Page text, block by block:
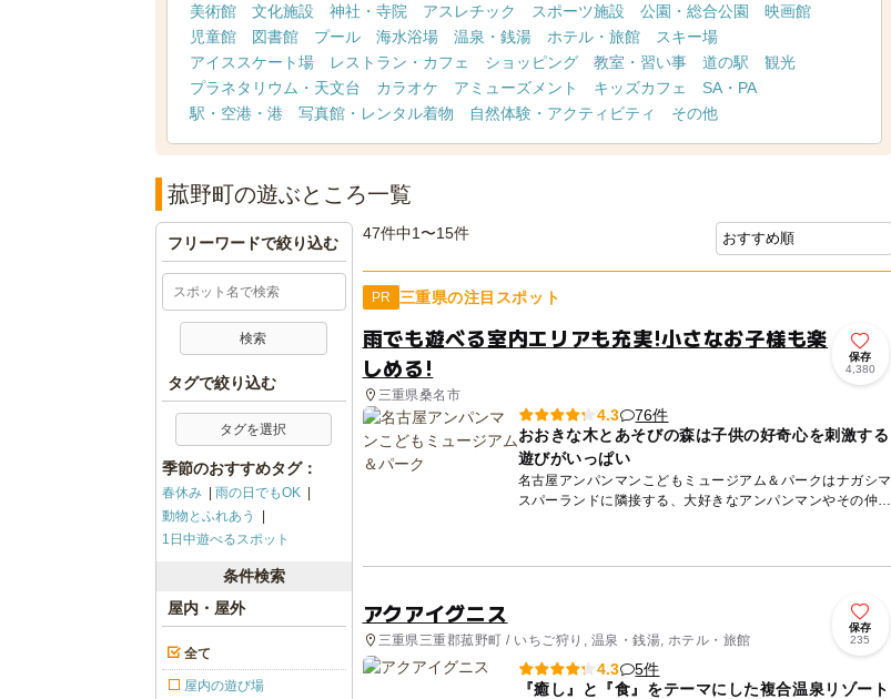
美術館
文化施設 神社・寺院 アスレチック スポーツ施設 公園・総合公園
映画館
児童館
図書館 プール 海水浴場 温泉・銭湯 ホテル・旅館
スキー場
アイススケート場
レストラン・カフェ ショッピング 教室・習い事 道の駅
観光
プラネタリウム・天文台
カラオケ アミューズメント キッズカフェ
SA・PA
駅・空港・港
写真館・レンタル着物 自然体験・アクティビティ その他
菰野町の遊ぶところ一覧
47件中1〜15件
PR 三重県の注目スポット
雨でも遊べる室内エリアも充実!小さなお子様も楽
しめる!
三重県桑名市
保存
4,380
4.3
76件
おおきな木とあそびの森は子供の好奇心を刺激する
遊びがいっぱい
名古屋アンパンマンこどもミュージアム＆パークはナガシマ
スパーランドに隣接する、大好きなアンパンマンやその仲間
アクアイグニス
三重県三重郡菰野町 / いちご狩り, 温泉・銭湯, ホテル・旅館
保存
235
4.3
5件
『癒し』と『食』をテーマにした複合温泉リゾート
フリーワードで絞り込む
タグで絞り込む
タグを選択
季節のおすすめタグ：
春休み
雨の日でもOK
動物とふれあう
1日中遊べるスポット
条件検索
屋内・屋外
全て
屋内の遊び場